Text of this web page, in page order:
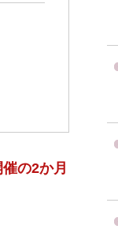
の2か月